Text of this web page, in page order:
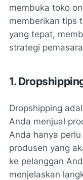
membuka toko
memberikan tips
yang tepat,
strategi
1.
Dropshipping
Anda menjual
Anda hanya
produsen yang
ke pelanggan
menjelaskan